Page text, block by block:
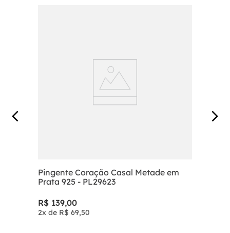
Pingente Coração Casal Metade em
Prata 925 - PL29623
R$ 139,00
2x de R$ 69,50